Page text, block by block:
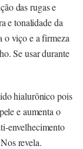
das rugas e
e tonalidade da
o viço e a firmeza
Se usar durante
hialurônico pois
e aumenta o
envelhecimento
revela.